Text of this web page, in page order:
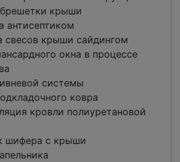
крыши
антисептиком
свесов крыши сайдингом
окна в процессе
системы
ковра
кровли полиуретановой
шифера с крыши